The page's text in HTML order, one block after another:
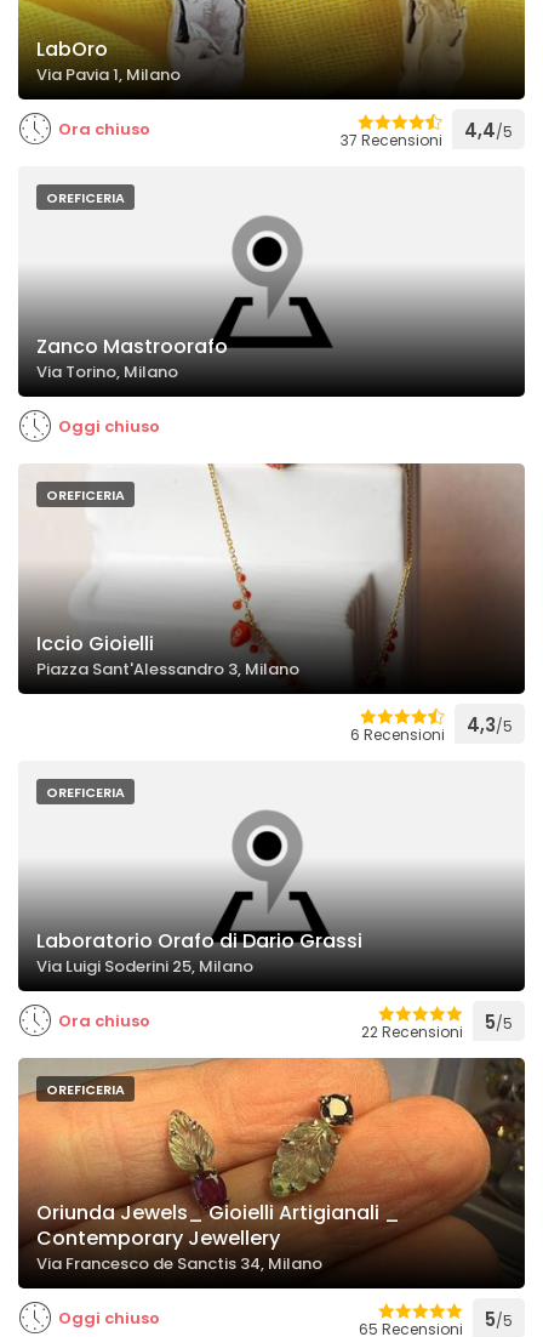
LabOro
Via Pavia 1, Milano
Ora chiuso 37 Recensioni 4,4/5
OREFICERIA
Zanco Mastroorafo
Via Torino, Milano
Oggi chiuso
OREFICERIA
Iccio Gioielli
Piazza Sant'Alessandro 3, Milano
6 Recensioni 4,3/5
OREFICERIA
Laboratorio Orafo di Dario Grassi
Via Luigi Soderini 25, Milano
Ora chiuso 22 Recensioni 5/5
OREFICERIA
Oriunda Jewels_ Gioielli Artigianali _
Contemporary Jewellery
Via Francesco de Sanctis 34, Milano
Oggi chiuso 65 Recensioni 5/5